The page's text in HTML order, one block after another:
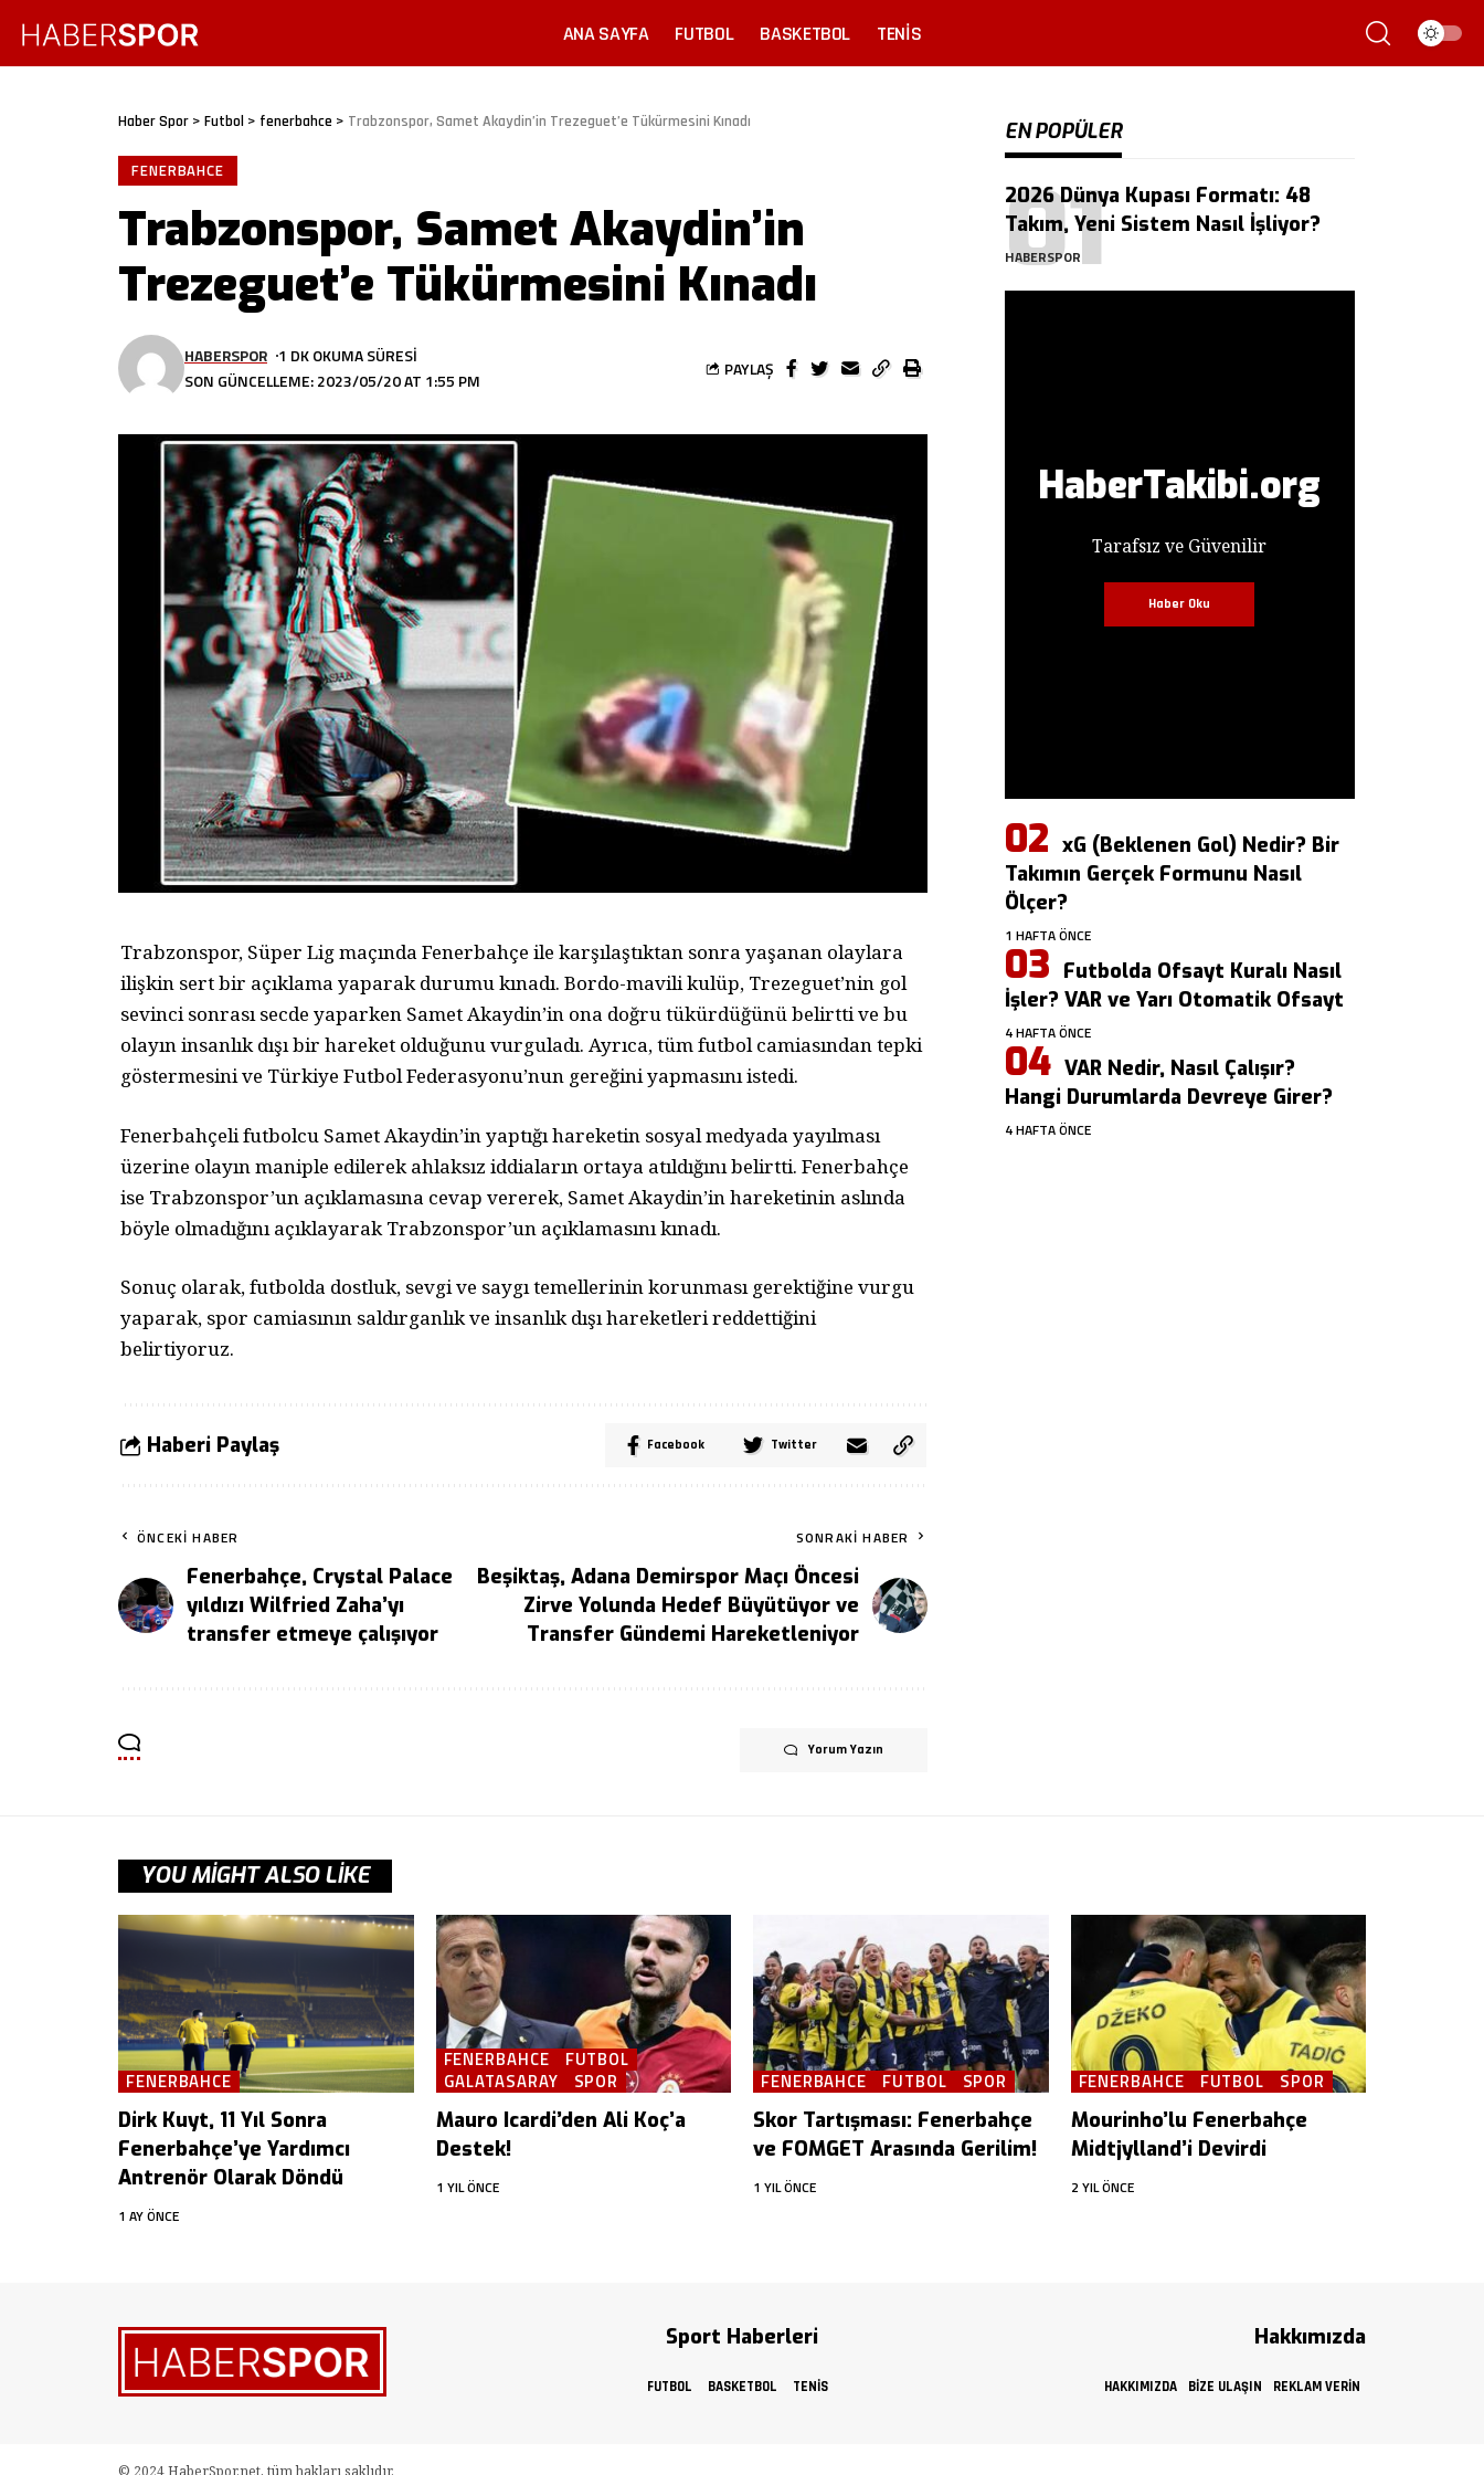
ANA SAYFA FUTBOL BASKETBOL TENIS
Haber Spor > Futbol > fenerbahce > Trabzonspor, Samet Akaydin’in Trezeguet’e Tükürmesini Kınadı
FENERBAHCE
Trabzonspor, Samet Akaydin’in
Trezeguet’e Tükürmesini Kınadı
SON GÜNCELLEME: 2023/05/20 AT 1:55 PM
HABERSPOR 1 DK OKUMA SÜRESI
PAYLAŞ
Trabzonspor, Süper Lig maçında Fenerbahçe ile karşılaştıktan sonra yaşanan olaylara
ilişkin sert bir açıklama yaparak durumu kınadı. Bordo-mavili kulüp, Trezeguet’nin gol
sevinci sonrası secde yaparken Samet Akaydin’in ona doğru tükürdüğünü belirtti ve bu
olayın insanlık dışı bir hareket olduğunu vurguladı. Ayrıca, tüm futbol camiasından tepki
göstermesini ve Türkiye Futbol Federasyonu’nun gereğini yapmasını istedi.
Fenerbahçeli futbolcu Samet Akaydin’in yaptığı hareketin sosyal medyada yayılması
üzerine olayın maniple edilerek ahlaksız iddiaların ortaya atıldığını belirtti. Fenerbahçe
ise Trabzonspor’un açıklamasına cevap vererek, Samet Akaydin’in hareketinin aslında
böyle olmadığını açıklayarak Trabzonspor’un açıklamasını kınadı.
Sonuç olarak, futbolda dostluk, sevgi ve saygı temellerinin korunması gerektiğine vurgu
yaparak, spor camiasının saldırganlık ve insanlık dışı hareketleri reddettiğini
belirtiyoruz.
Haberi Paylaş Facebook Twitter
ÖNCEKI HABER
Fenerbahçe, Crystal Palace
yıldızı Wilfried Zaha’yı
transfer etmeye çalışıyor
SONRAKI HABER
Beşiktaş, Adana Demirspor Maçı Öncesi
Zirve Yolunda Hedef Büyütüyor ve
Transfer Gündemi Hareketleniyor
Yorum Yazın
EN POPÜLER
2026 Dünya Kupası Formatı: 48
Takım, Yeni Sistem Nasıl İşliyor?
HABERSPOR
HaberTakibi.org
Tarafsız ve Güvenilir
Haber Oku
xG (Beklenen Gol) Nedir? Bir
Takımın Gerçek Formunu Nasıl
Ölçer?
1 HAFTA ÖNCE
Futbolda Ofsayt Kuralı Nasıl
İşler? VAR ve Yarı Otomatik Ofsayt
4 HAFTA ÖNCE
VAR Nedir, Nasıl Çalışır?
Hangi Durumlarda Devreye Girer?
4 HAFTA ÖNCE
YOU MIGHT ALSO LIKE
FENERBAHCE
Dirk Kuyt, 11 Yıl Sonra
Fenerbahçe’ye Yardımcı
Antrenör Olarak Döndü
1 AY ÖNCE
FENERBAHCE
FUTBOL
GALATASARAY
SPOR
Mauro Icardi’den Ali Koç’a
Destek!
1 YIL ÖNCE
FENERBAHCE FUTBOL SPOR
Skor Tartışması: Fenerbahçe
ve FOMGET Arasında Gerilim!
1 YIL ÖNCE
FENERBAHCE FUTBOL SPOR
Mourinho’lu Fenerbahçe
Midtjylland’i Devirdi
2 YIL ÖNCE
Sport Haberleri
FUTBOL BASKETBOL TENIS
Hakkımızda
HAKKIMIZDA BIZE ULAŞIN REKLAM VERIN
© 2024 HaberSpor.net, tüm hakları saklıdır.